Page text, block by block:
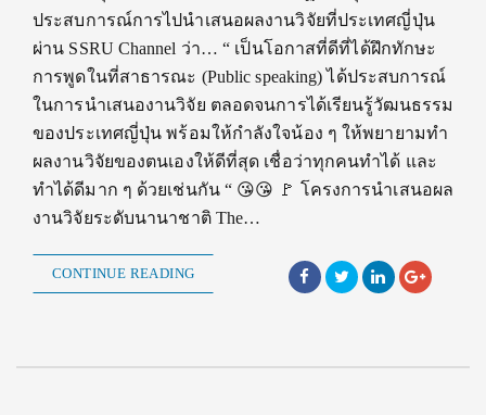
ประสบการณ์การไปนำเสนอผลงานวิจัยที่ประเทศญี่ปุ่น
ผ่าน SSRU Channel ว่า… “ เป็นโอกาสที่ดีที่ได้ฝึกทักษะ
การพูดในที่สาธารณะ (Public speaking) ได้ประสบการณ์
ในการนำเสนองานวิจัย ตลอดจนการได้เรียนรู้วัฒนธรรม
ของประเทศญี่ปุ่น พร้อมให้กำลังใจน้อง ๆ ให้พยายามทำ
ผลงานวิจัยของตนเองให้ดีที่สุด เชื่อว่าทุกคนทำได้ และ
ทำได้ดีมาก ๆ ด้วยเช่นกัน “ 😘😘 🚩 โครงการนำเสนอผล
งานวิจัยระดับนานาชาติ The…
CONTINUE READING